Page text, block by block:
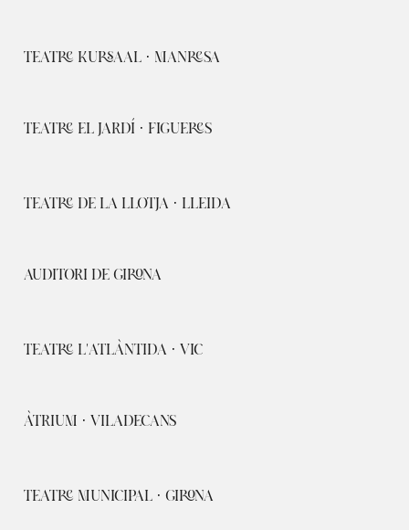
TEATRE KURSAAL · MANRESA
TEATRE EL JARDÍ · FIGUERES
TEATRE DE LA LLOTJA · LLEIDA
AUDITORI DE GIRONA
TEATRE L'ATLÀNTIDA · VIC
ÀTRIUM · VILADECANS
TEATRE MUNICIPAL · GIRONA